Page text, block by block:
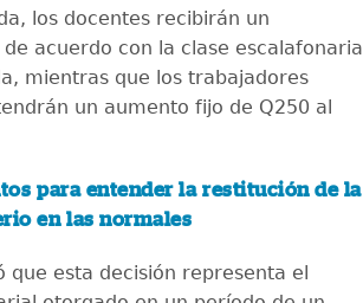
los docentes recibirán un
acuerdo con la clase escalafonaria
mientras que los trabajadores
un aumento fijo de Q250 al
para entender la restitución de la
en las normales
que esta decisión representa el